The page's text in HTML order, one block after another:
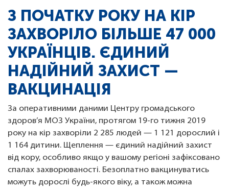
З ПОЧАТКУ РОКУ НА КІР
ЗАХВОРІЛО БІЛЬШЕ 47 000
УКРАЇНЦІВ. ЄДИНИЙ
НАДІЙНИЙ ЗАХИСТ —
ВАКЦИНАЦІЯ
За оперативними даними Центру громадського
здоров’я МОЗ України, протягом 19-го тижня 2019
року на кір захворіли 2 285 людей — 1 121 дорослий і
1 164 дитини. Щеплення — єдиний надійний захист
від кору, особливо якщо у вашому регіоні зафіксовано
спалах захворюваності. Безоплатно вакцинуватись
можуть дорослі будь-якого віку, а також можна